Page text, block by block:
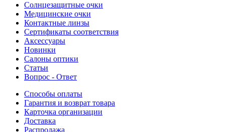
Солнцезащитные очки
Медицинские очки
Контактные линзы
Сертификаты соответствия
Аксессуары
Новинки
Салоны оптики
Статьи
Вопрос - Ответ
Способы оплаты
Гарантия и возврат товара
Карточка организации
Доставка
Распродажа